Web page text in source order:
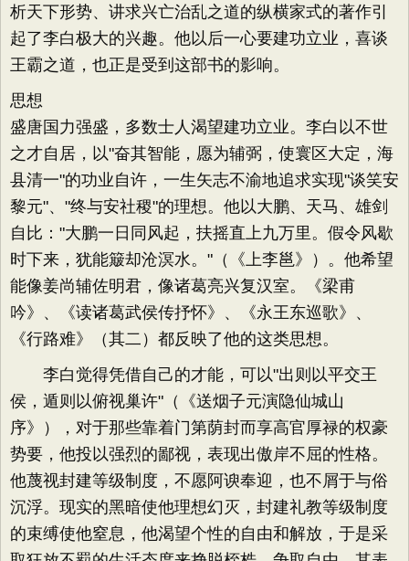
析天下形势、讲求兴亡治乱之道的纵横家式的著作引
起了李白极大的兴趣。他以后一心要建功立业，喜谈
王霸之道，也正是受到这部书的影响。
思想
盛唐国力强盛，多数士人渴望建功立业。李白以不世
之才自居，以"奋其智能，愿为辅弼，使寰区大定，海
县清一"的功业自许，一生矢志不渝地追求实现"谈笑安
黎元"、"终与安社稷"的理想。他以大鹏、天马、雄剑
自比："大鹏一日同风起，扶摇直上九万里。假令风歇
时下来，犹能簸却沧溟水。"（《上李邕》）。他希望
能像姜尚辅佐明君，像诸葛亮兴复汉室。《梁甫
吟》、《读诸葛武侯传抒怀》、《永王东巡歌》、
《行路难》（其二）都反映了他的这类思想。
李白觉得凭借自己的才能，可以"出则以平交王
侯，遁则以俯视巢许"（《送烟子元演隐仙城山
序》），对于那些靠着门第荫封而享高官厚禄的权豪
势要，他投以强烈的鄙视，表现出傲岸不屈的性格。
他蔑视封建等级制度，不愿阿谀奉迎，也不屑于与俗
沉浮。现实的黑暗使他理想幻灭，封建礼教等级制度
的束缚使他窒息，他渴望个性的自由和解放，于是采